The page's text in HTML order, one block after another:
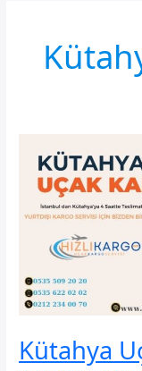
Kütahya